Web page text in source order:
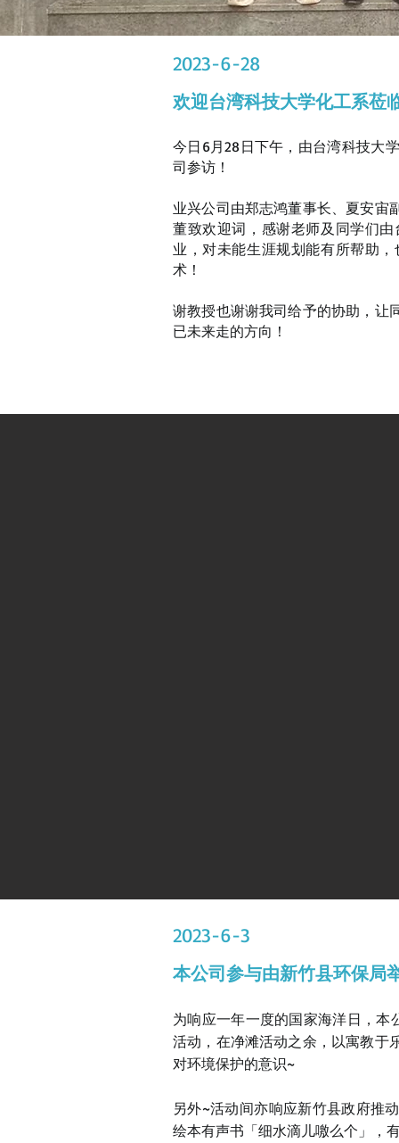
2023-6-28
欢迎台湾科技大学化工系莅
今日6月28日下午，由台湾科技大
司参访！
业兴公司由郑志鸿董事长、夏安宙
董致欢迎词，感谢老师及同学们
业，对未能生涯规划能有所帮助
术！
谢教授也谢谢我司给予的协助，让
已未来走的方向！
2023-6-3
本公司参与由新竹县环保局
为响应一年一度的国家海洋日，
活动，在净滩活动之余，以寓教于
对环境保护的意识~
另外~活动间亦响应新竹县政府推
绘本有声书「细水滴儿噭么个」，